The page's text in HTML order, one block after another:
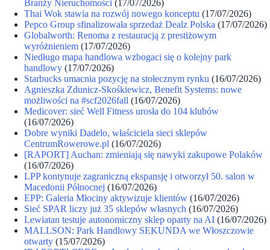
Branży Nieruchomości (17/07/2026)
Thai Wok stawia na rozwój nowego konceptu (17/07/2026)
Pepco Group sfinalizowała sprzedaż Dealz Polska (17/07/2026)
Globalworth: Renoma z restauracją z prestiżowym
wyróżnieniem (17/07/2026)
Niedługo mapa handlowa wzbogaci się o kolejny park
handlowy (17/07/2026)
Starbucks umacnia pozycję na stołecznym rynku (16/07/2026)
Agnieszka Zdunicz-Skośkiewicz, Benefit Systems: nowe
możliwości na #scf2026fall (16/07/2026)
Medicover: sieć Well Fitness urosła do 104 klubów
(16/07/2026)
Dobre wyniki Dadelo, właściciela sieci sklepów
CentrumRowerowe.pl (16/07/2026)
[RAPORT] Auchan: zmieniają się nawyki zakupowe Polaków
(16/07/2026)
LPP kontynuje zagraniczną ekspansję i otworzył 50. salon w
Macedonii Północnej (16/07/2026)
EPP: Galeria Młociny aktywizuje klientów (16/07/2026)
Sieć SPAR liczy już 35 sklepów własnych (16/07/2026)
Lewiatan testuje autonomiczny sklep oparty na AI (16/07/2026)
MALLSON: Park Handlowy SEKUNDA we Włoszczowie
otwarty (15/07/2026)